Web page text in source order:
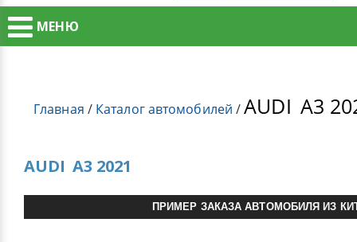
МЕНЮ
Главная / Каталог автомобилей /AUDI A3
AUDI A3 2021
ПРИМЕР ЗАКАЗА АВТОМОБИЛЯ ИЗ